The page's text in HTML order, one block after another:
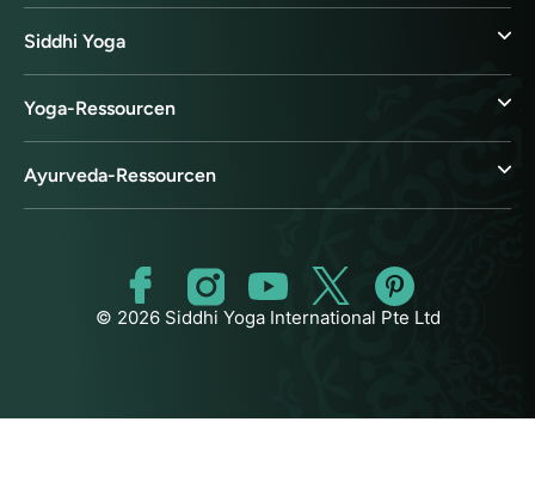
Siddhi Yoga
Yoga-Ressourcen
Ayurveda-Ressourcen
© 2026 Siddhi Yoga International Pte Ltd